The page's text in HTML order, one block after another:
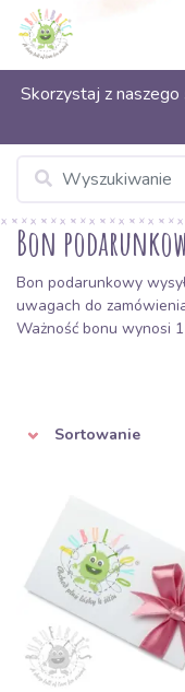
Skorzystaj z
Bon
Bon podarunkowy
uwagach do
Ważność bonu wynosi
Sortowanie